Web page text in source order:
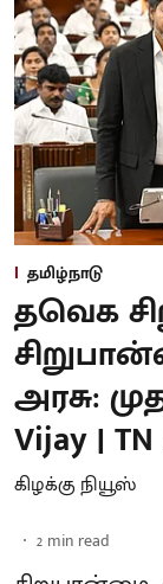
தமிழ்நாடு
தவெக
அரசு:
Vijay |
கிழக்கு நியூஸ்
2 min read